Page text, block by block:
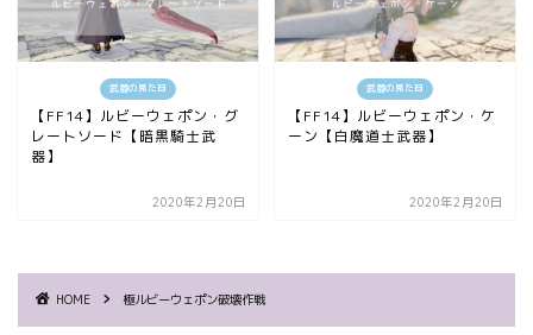
武器の見た目
【FF14】ルビーウェポン・グ
レートソード【暗黒騎士武
器】
2020年2月20日
武器の見た目
【FF14】ルビーウェポン・ケ
ーン【白魔道士武器】
2020年2月20日
HOME 極ルビーウェポン破壊作戦